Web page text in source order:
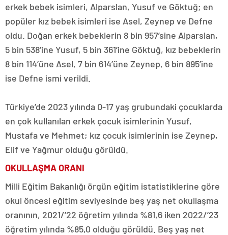
erkek bebek isimleri, Alparslan, Yusuf ve Göktuğ; en
popüler kız bebek isimleri ise Asel, Zeynep ve Defne
oldu. Doğan erkek bebeklerin 8 bin 957’sine Alparslan,
5 bin 538’ine Yusuf, 5 bin 361’ine Göktuğ, kız bebeklerin
8 bin 114’üne Asel, 7 bin 614’üne Zeynep, 6 bin 895’ine
ise Defne ismi verildi.
Türkiye’de 2023 yılında 0-17 yaş grubundaki çocuklarda
en çok kullanılan erkek çocuk isimlerinin Yusuf,
Mustafa ve Mehmet; kız çocuk isimlerinin ise Zeynep,
Elif ve Yağmur olduğu görüldü.
OKULLAŞMA ORANI
Milli Eğitim Bakanlığı örgün eğitim istatistiklerine göre
okul öncesi eğitim seviyesinde beş yaş net okullaşma
oranının, 2021/’22 öğretim yılında %81,6 iken 2022/’23
öğretim yılında %85,0 olduğu görüldü. Beş yaş net